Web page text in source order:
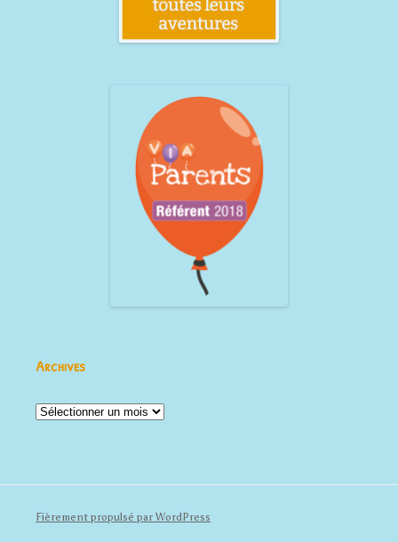
Archives
Archives
Fièrement propulsé par WordPress